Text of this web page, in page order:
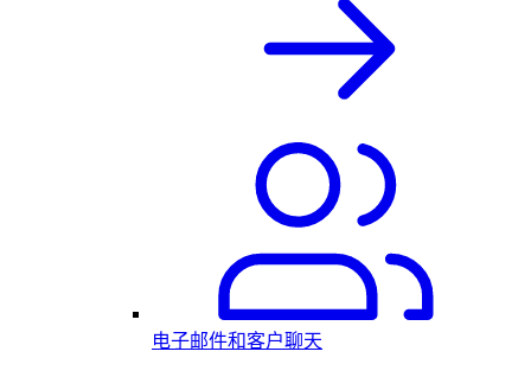
电子邮件和客户聊天